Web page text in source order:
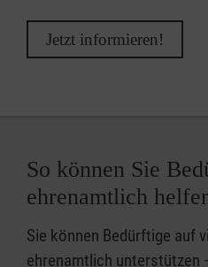
Jetzt informieren!
So können Sie
ehrenamtlich
Sie können Bedürftige auf
ehrenamtlich unterstützen